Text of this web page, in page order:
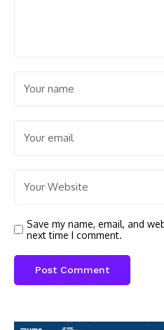
Save my name, email, and
next time I comment.